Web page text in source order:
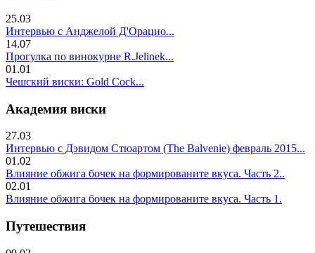
25.03
Интервью с Анджелой Д'Орацио...
14.07
Прогулка по винокурне R.Jelinek...
01.01
Чешский виски: Gold Cock...
Академия виски
27.03
Интервью с Дэвидом Стюартом (The Balvenie) февраль 2015...
01.02
Влияние обжига бочек на формированите вкуса. Часть 2..
02.01
Влияние обжига бочек на формированите вкуса. Часть 1.
Путешествия